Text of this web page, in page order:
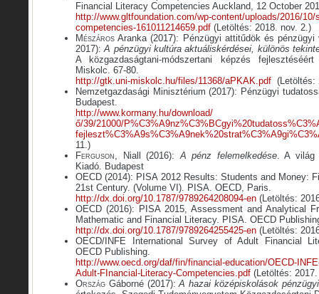
Financial Literacy Competencies Auckland, 12 October
http://www.gltfoundation.com/wp-content/uploads/2016/
competencies-161011214659.pdf (Letöltés: 2018. nov. 2.)
Mészáros Aranka (2017): Pénzügyi attitűdök és
2017):A pénzügyi kultúra aktuáliskérdései, különös
A közgazdaságtani-módszertani képzés
Miskolc. 67-80.
http://gtk.uni-miskolc.hu/files/11368/aPKAK.pdf (Letöltés:
Nemzetgazdasági Minisztérium (2017): Pénzügyi
Budapest.
http://www.kormany.hu/download/
ő/39/21000/
11.)
Ferguson, Niall (2016):A pénz felemelkedése. A világ
Kiadó. Budapest
OECD (2014): PISA 2012 Results: Students and Money:
21st Century. (Volume VI). PISA. OECD, Paris.
http://dx.doi.org/10.1787/9789264208094-en (Letöltés:
OECD (2016): PISA 2015, Assessment and Analytical
Mathematic and Financial Literacy. PISA. OECD
http://dx.doi.org/10.1787/9789264255425-en (Letöltés:
OECD/INFE International Survey of Adult Financial
OECD Publishing.
http://www.oecd.org/daf/fin/financial-education/OECD-
Adult-FInancial-Literacy-Competencies.pdf (Letöltés:
Ország Gáborné (2017):A hazai középiskolások